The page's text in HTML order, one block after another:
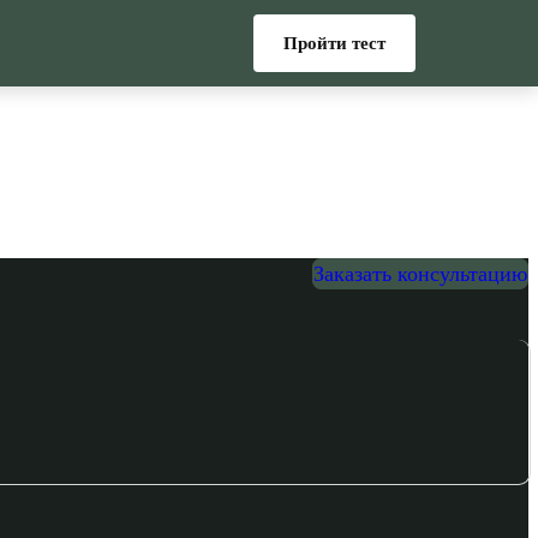
Заказать консультацию
Пройти тест